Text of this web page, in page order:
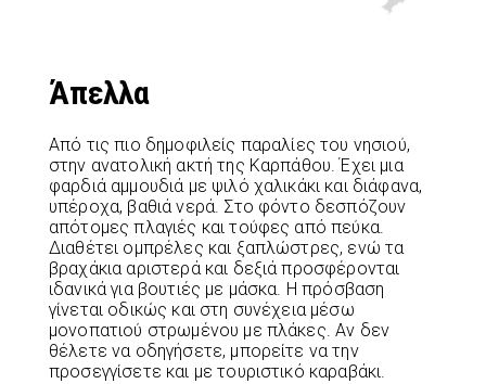
Άπελλα
Από τις πιο δημοφιλείς παραλίες του νησιού,
στην ανατολική ακτή της Καρπάθου. Έχει μια
φαρδιά αμμουδιά με ψιλό χαλικάκι και διάφανα,
υπέροχα, βαθιά νερά. Στο φόντο δεσπόζουν
απότομες πλαγιές και τούφες από πεύκα.
Διαθέτει ομπρέλες και ξαπλώστρες, ενώ τα
βραχάκια αριστερά και δεξιά προσφέρονται
ιδανικά για βουτιές με μάσκα. Η πρόσβαση
γίνεται οδικώς και στη συνέχεια μέσω
μονοπατιού στρωμένου με πλάκες. Αν δεν
θέλετε να οδηγήσετε, μπορείτε να την
προσεγγίσετε και με τουριστικό καραβάκι.